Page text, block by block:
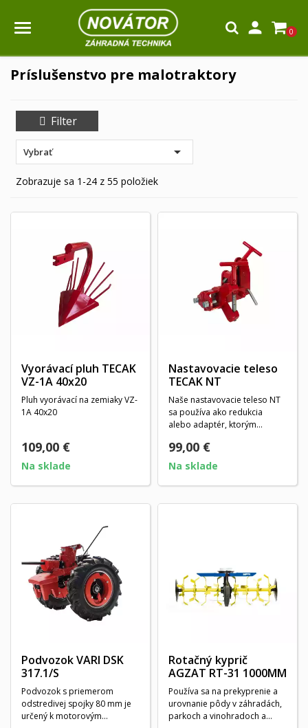
 0
Príslušenstvo pre malotraktory
Filter
Vybrať 
Zobrazuje sa 1-24 z 55 položiek
Vyorávací pluh TECAK
VZ-1A 40x20
Pluh vyorávací na zemiaky VZ-
1A 40x20
109,00 €
Na sklade
Nastavovacie teleso
TECAK NT
Naše nastavovacie teleso NT
sa používa ako redukcia
alebo adaptér, ktorým
99,00 €
Na sklade
Podvozok VARI DSK
317.1/S
Podvozok s priemerom
odstredivej spojky 80 mm je
určený k motorovým
Rotačný kyprič
AGZAT RT-31 1000MM
Používa sa na prekyprenie a
urovnanie pôdy v záhradách,
parkoch a vinohradoch a